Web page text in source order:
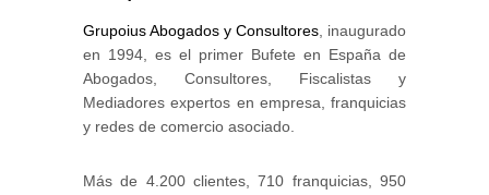
Grupoius Abogados y Consultores , inaugurado
en 1994, es el primer Bufete en España de
Abogados, Consultores, Fiscalistas y
Mediadores expertos en empresa, franquicias
y redes de comercio asociado.
Más de 4.200 clientes, 710 franquicias, 950